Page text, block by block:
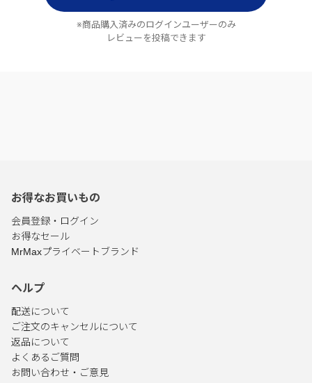
※商品購入済みのログインユーザーのみ
レビューを投稿できます
お得なお買いもの
会員登録・ログイン
お得なセール
MrMaxプライベートブランド
ヘルプ
配送について
ご注文のキャンセルについて
返品について
よくあるご質問
お問い合わせ・ご意見